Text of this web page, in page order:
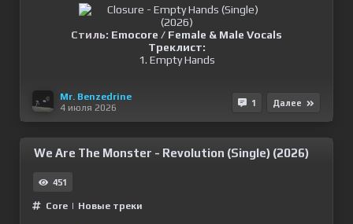
Стиль: Emocore / Female & Male Vocals
Треклист:
1. Empty Hands
Mr. Benzedrine
4 июля 2026
1 Далее
We Are The Monster - Revolution (Single) (2026)
451
Сore | Новые треки